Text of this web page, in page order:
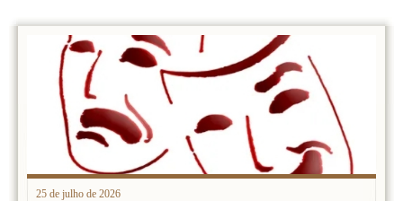
25 de julho de 2026